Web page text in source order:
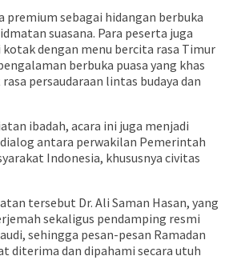
premium sebagai hidangan berbuka
suasana. Para peserta juga
dengan menu bercita rasa Timur
berbuka puasa yang khas
persaudaraan lintas budaya dan
ibadah, acara ini juga menjadi
antara perwakilan Pemerintah
Indonesia, khususnya civitas
tersebut Dr. Ali Saman Hasan, yang
sekaligus pendamping resmi
sehingga pesan-pesan Ramadan
diterima dan dipahami secara utuh